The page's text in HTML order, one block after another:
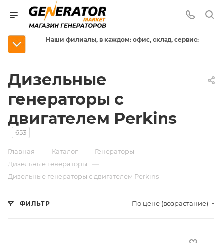
Наши филиалы, в каждом: офис, склад, сервис:
Дизельные
генераторы с
двигателем Perkins
653
Главная — Каталог — Генераторы —
Дизельные генераторы —
Дизельные генераторы с двигателем Perkins
ФИЛЬТР По цене (возрастание)